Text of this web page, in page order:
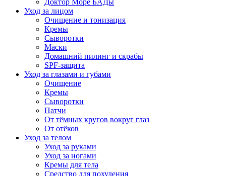
Доктор Море БАДы
Уход за лицом
Очищение и тонизация
Кремы
Сыворотки
Маски
Домашний пилинг и скрабы
SPF-защита
Уход за глазами и губами
Очищение
Кремы
Сыворотки
Патчи
От тёмных кругов вокруг глаз
От отёков
Уход за телом
Уход за руками
Уход за ногами
Кремы для тела
Средство для похудения